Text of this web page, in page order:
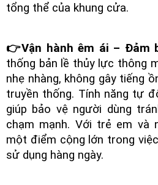
tổng thể của khung cửa.
👉Vận hành êm ái – Đảm
thống bản lề thủy lực thông
nhẹ nhàng, không gây tiếng
truyền thống. Tính năng tự
giúp bảo vệ người dùng
chạm mạnh. Với trẻ em và
một điểm cộng lớn trong
sử dụng hàng ngày.